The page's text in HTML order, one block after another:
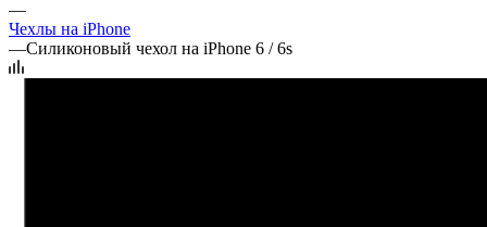
—
Чехлы на iPhone
—Силиконовый чехол на iPhone 6 / 6s